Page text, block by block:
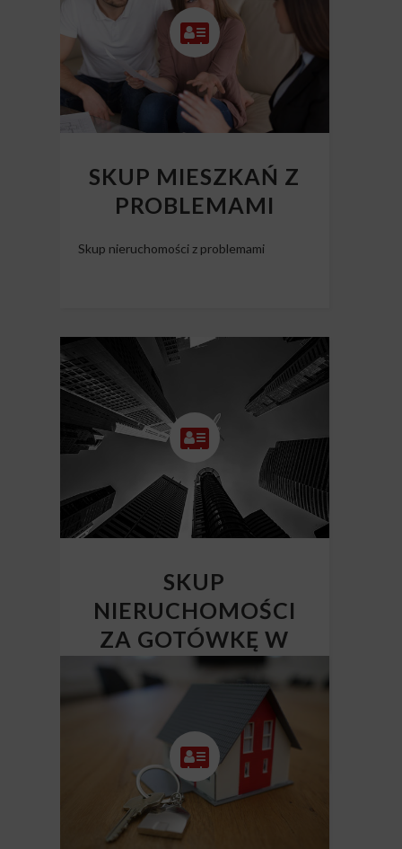
SKUP MIESZKAŃ Z
PROBLEMAMI
Skup nieruchomości z problemami
SKUP
NIERUCHOMOŚCI
ZA GOTÓWKĘ W
CAŁEJ POLSCE
Skup nieruchomości Polska